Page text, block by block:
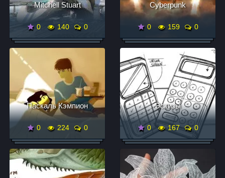
Mitchell Stuart
0 140 0
Cyberpunk
0 159 0
Паскаль Кэмпион
0 224 0
Эскизы
0 167 0